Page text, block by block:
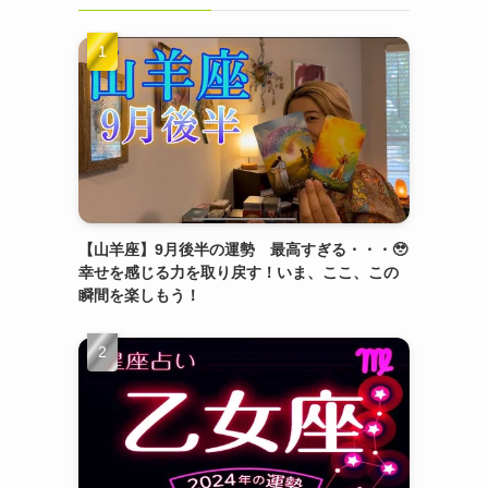
【山羊座】9月後半の運勢 最高すぎる・・・🥹
幸せを感じる力を取り戻す！いま、ここ、この
瞬間を楽しもう！